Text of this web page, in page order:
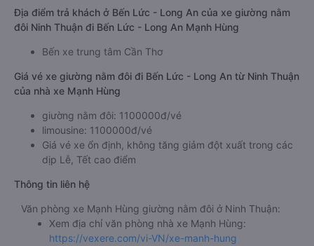
Địa điểm trả khách ở Bến Lức - Long An của xe giường nằm
đôi Ninh Thuận đi Bến Lức - Long An Mạnh Hùng
Bến xe trung tâm Cần Thơ
Giá vé xe giường nằm đôi đi Bến Lức - Long An từ Ninh Thuận
của nhà xe Mạnh Hùng
giường nằm đôi: 1100000đ/vé
limousine: 1100000đ/vé
Giá vé xe ổn định, không tăng giảm đột xuất trong các
dịp Lễ, Tết cao điểm
Thông tin liên hệ
Văn phòng xe Mạnh Hùng giường nằm đôi ở Ninh Thuận:
Xem địa chỉ văn phòng nhà xe Mạnh Hùng:
https://vexere.com/vi-VN/xe-manh-hung